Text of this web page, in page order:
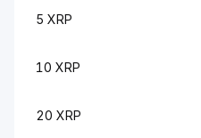
5 XRP
10 XRP
20 XRP